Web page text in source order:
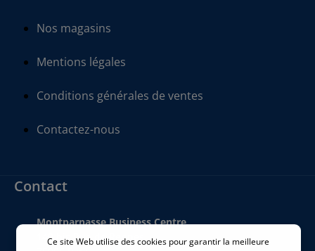
Nos magasins
Mentions légales
Conditions générales de ventes
Contactez-nous
Contact
Montparnasse Business Centre
140 bis Rue de Rennes
Ce site Web utilise des cookies pour garantir la meilleure